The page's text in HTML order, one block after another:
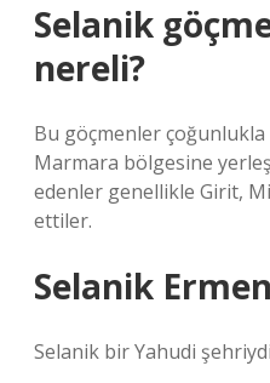
Selanik
nereli?
Bu göçmenler çoğunlukla
Marmara bölgesine
edenler genellikle Girit,
ettiler.
Selanik
Selanik bir Yahudi